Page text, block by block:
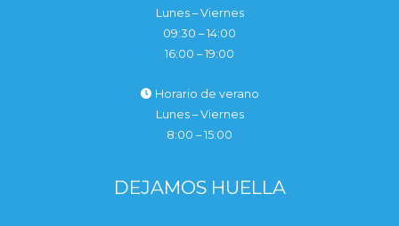
Lunes – Viernes
09:30 – 14:00
16:00 – 19:00
Horario de verano
Lunes – Viernes
8:00 – 15:00
DEJAMOS HUELLA